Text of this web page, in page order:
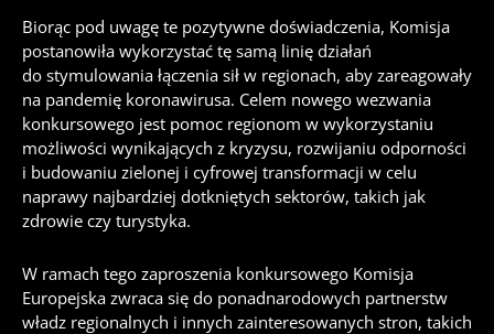
Biorąc pod uwagę te pozytywne doświadczenia, Komisja
postanowiła wykorzystać tę samą linię działań
do stymulowania łączenia sił w regionach, aby zareagowały
na pandemię koronawirusa. Celem nowego wezwania
konkursowego jest pomoc regionom w wykorzystaniu
możliwości wynikających z kryzysu, rozwijaniu odporności
i budowaniu zielonej i cyfrowej transformacji w celu
naprawy najbardziej dotkniętych sektorów, takich jak
zdrowie czy turystyka.
W ramach tego zaproszenia konkursowego Komisja
Europejska zwraca się do ponadnarodowych partnerstw
władz regionalnych i innych zainteresowanych stron, takich